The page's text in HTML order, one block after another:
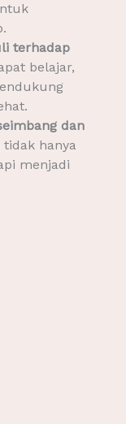
terhadap
belajar,
dan
tidak hanya
menjadi